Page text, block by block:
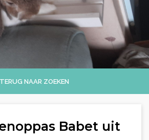
TERUG NAAR ZOEKEN
Babet uit